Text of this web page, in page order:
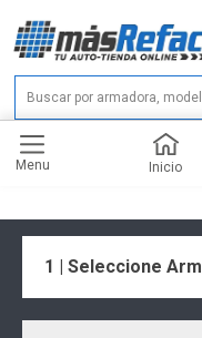
Menu Inicio
1 | Seleccione